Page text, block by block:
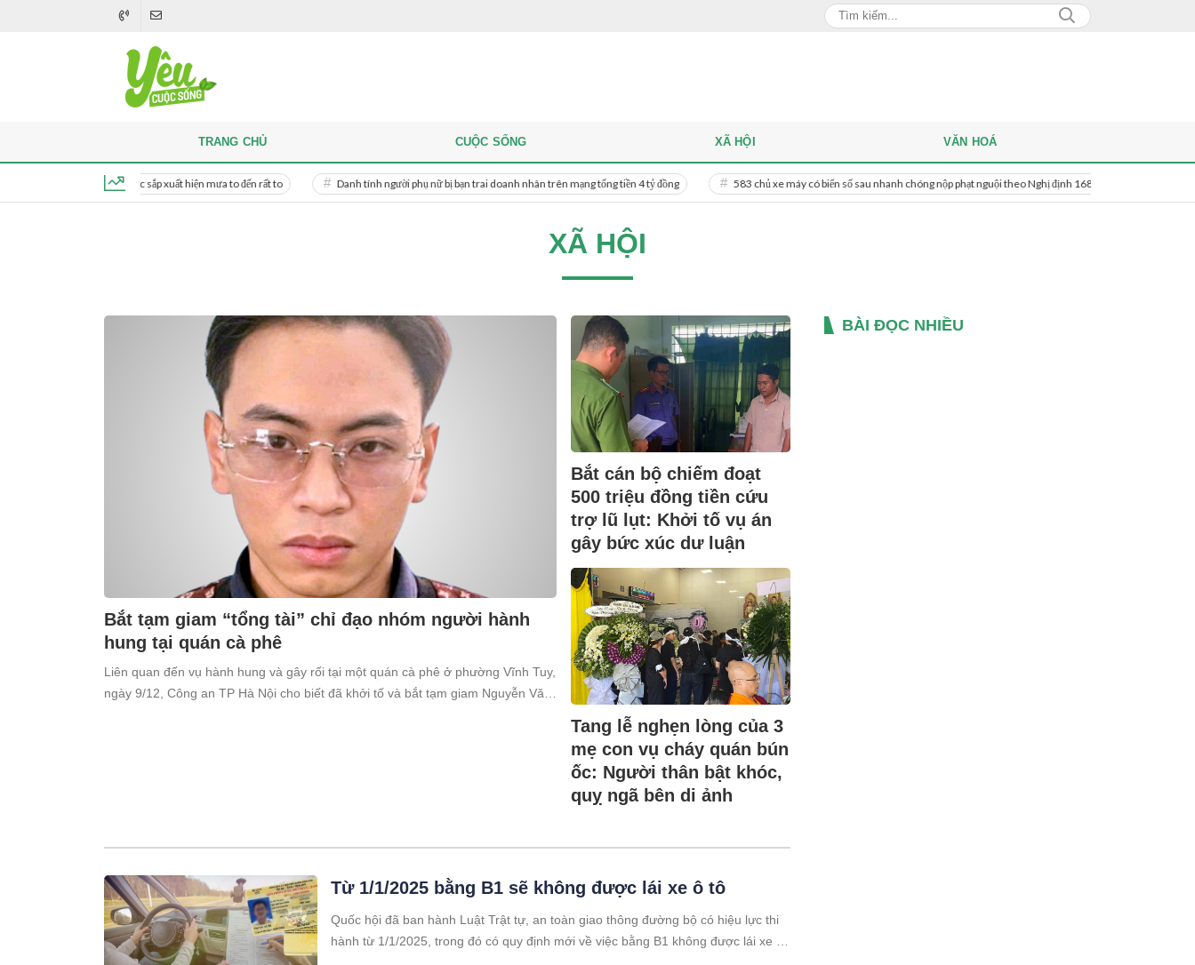
Miền Bắc sắp xuất hiện mưa to đến rất to Danh tính người phụ nữ bị bạn trai doanh nhân trên mạng tống tiền 4 tỷ đồng 583 chủ xe máy có biển số sau nhanh chóng nộp phạt nguội theo Nghị định 168
TRANG CHỦ CUỘC SỐNG XÃ HỘI VĂN HOÁ
XÃ HỘI
Bắt tạm giam “tổng tài” chỉ đạo nhóm người hành
hung tại quán cà phê
Liên quan đến vụ hành hung và gây rối tại một quán cà phê ở phường Vĩnh Tuy,
ngày 9/12, Công an TP Hà Nội cho biết đã khởi tố và bắt tạm giam Nguyễn Văn
Bắt cán bộ chiếm đoạt
500 triệu đồng tiền cứu
trợ lũ lụt: Khởi tố vụ án
gây bức xúc dư luận
Tang lễ nghẹn lòng của 3
mẹ con vụ cháy quán bún
ốc: Người thân bật khóc,
quỵ ngã bên di ảnh
Từ 1/1/2025 bằng B1 sẽ không được lái xe ô tô
Quốc hội đã ban hành Luật Trật tự, an toàn giao thông đường bộ có hiệu lực thi
hành từ 1/1/2025, trong đó có quy định mới về việc bằng B1 không được lái xe ô
BÀI ĐỌC NHIỀU